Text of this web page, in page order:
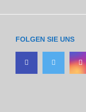
FOLGEN SIE UNS